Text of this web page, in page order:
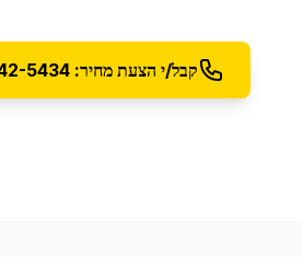
קבל/י הצעת מחיר: 054-742-5434